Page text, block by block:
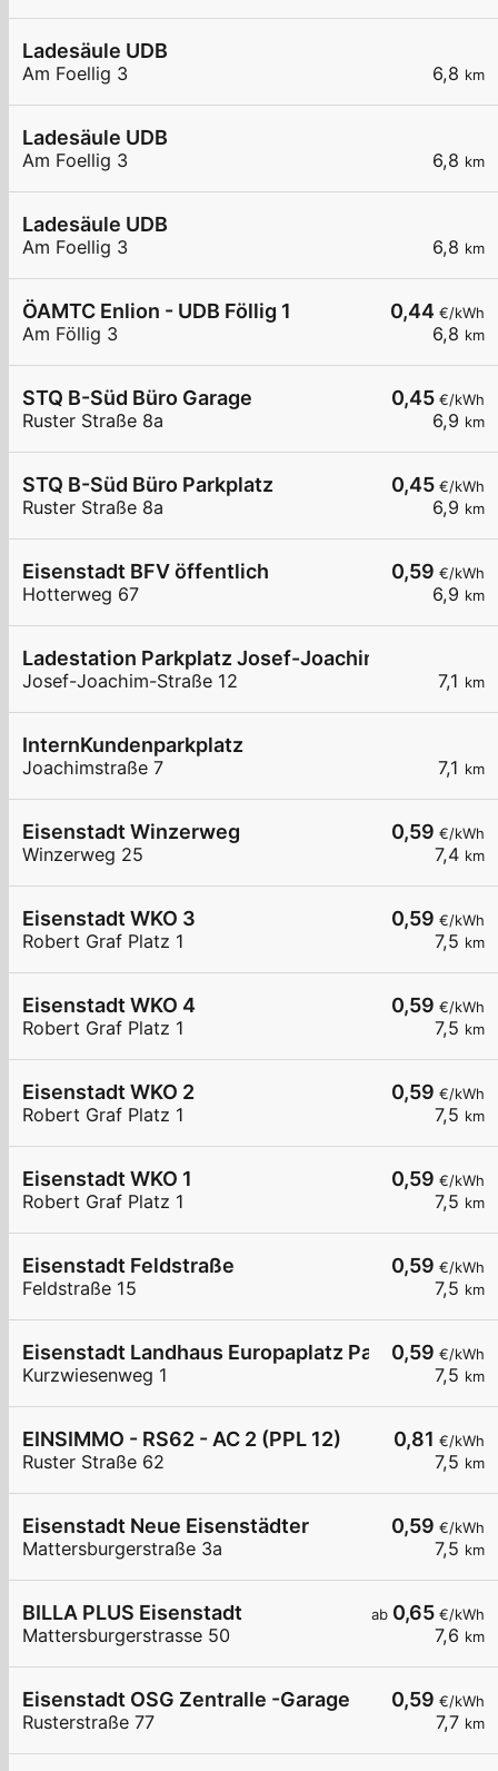
6,8 km
Ladesäule UDB
Am Foellig 3
6,8 km
Ladesäule UDB
Am Foellig 3
6,8 km
Ladesäule UDB
Am Foellig 3
0,44 €/kWh
6,8 km
ÖAMTC Enlion - UDB Föllig 1
Am Föllig 3
0,45 €/kWh
6,9 km
STQ B-Süd Büro Garage
Ruster Straße 8a
0,45 €/kWh
6,9 km
STQ B-Süd Büro Parkplatz
Ruster Straße 8a
0,59 €/kWh
6,9 km
Eisenstadt BFV öffentlich
Hotterweg 67
7,1 km
Ladestation Parkplatz Josef-Joachim-Straße
Josef-Joachim-Straße 12
7,1 km
InternKundenparkplatz
Joachimstraße 7
0,59 €/kWh
7,4 km
Eisenstadt Winzerweg
Winzerweg 25
0,59 €/kWh
7,5 km
Eisenstadt WKO 3
Robert Graf Platz 1
0,59 €/kWh
7,5 km
Eisenstadt WKO 4
Robert Graf Platz 1
0,59 €/kWh
7,5 km
Eisenstadt WKO 2
Robert Graf Platz 1
0,59 €/kWh
7,5 km
Eisenstadt WKO 1
Robert Graf Platz 1
0,59 €/kWh
7,5 km
Eisenstadt Feldstraße
Feldstraße 15
0,59 €/kWh
7,5 km
Eisenstadt Landhaus Europaplatz Parkplatz
Kurzwiesenweg 1
0,81 €/kWh
7,5 km
EINSIMMO - RS62 - AC 2 (PPL 12)
Ruster Straße 62
0,59 €/kWh
7,5 km
Eisenstadt Neue Eisenstädter
Mattersburgerstraße 3a
ab 0,65 €/kWh
7,6 km
BILLA PLUS Eisenstadt
Mattersburgerstrasse 50
0,59 €/kWh
7,7 km
Eisenstadt OSG Zentralle -Garage
Rusterstraße 77